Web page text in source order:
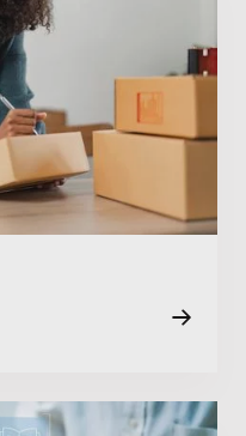
So haben auch
Durchblick